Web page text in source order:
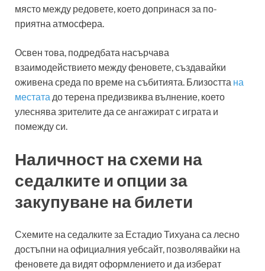
място между редовете, което допринася за по-
приятна атмосфера.
Освен това, подредбата насърчава
взаимодействието между феновете, създавайки
оживена среда по време на събитията. Близостта на
местата до терена предизвиква вълнение, което
улеснява зрителите да се ангажират с играта и
помежду си.
Наличност на схеми на
седалките и опции за
закупуване на билети
Схемите на седалките за Естадио Тихуана са лесно
достъпни на официалния уебсайт, позволявайки на
феновете да видят оформлението и да изберат